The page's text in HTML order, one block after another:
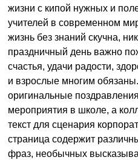
жизни с кипой нужных и
учителей в современном
жизнь без знаний скучна,
праздничный день важно
счастья, удачи радости,
и взрослые многим
оригинальные
мероприятия в школе, а
текст для сценария
страница содержит
фраз, необычных